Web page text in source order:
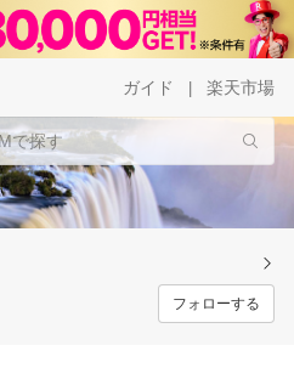
ガイド 楽天市場
フォローする